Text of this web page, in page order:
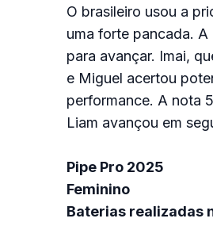
O brasileiro usou a
uma forte pancada.
para avançar. Imai,
e Miguel acertou
performance. A nota
Liam avançou em
Pipe Pro 2025
Feminino
Baterias realizadas